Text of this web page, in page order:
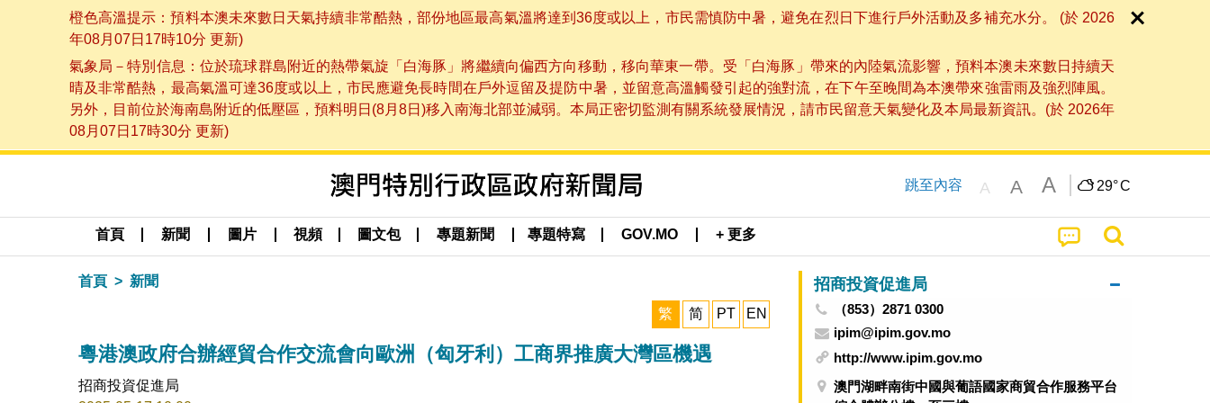
橙色高溫提示：預料本澳未來數日天氣持續非常酷熱，部份地區最高氣溫將達到36度或以上，市民需慎防中暑，避免在烈日下進行戶外活動及多補充水分。 (於 2026
年08月07日17時10分 更新)
氣象局－特別信息：位於琉球群島附近的熱帶氣旋「白海豚」將繼續向偏西方向移動，移向華東一帶。受「白海豚」帶來的內陸氣流影響，預料本澳未來數日持續天
晴及非常酷熱，最高氣溫可達36度或以上，市民應避免長時間在戶外逗留及提防中暑，並留意高溫觸發引起的強對流，在下午至晚間為本澳帶來強雷雨及強烈陣風。
另外，目前位於海南島附近的低壓區，預料明日(8月8日)移入南海北部並減弱。本局正密切監測有關系統發展情況，請市民留意天氣變化及本局最新資訊。(於 2026年
08月07日17時30分 更新)
跳至內容 A A A 29°C
首頁 新聞 圖片 視頻 圖文包 專題新聞 專題特寫 GOV.MO + 更多
首頁 新聞
繁 简 PT EN
粵港澳政府合辦經貿合作交流會向歐洲（匈牙利）工商界推廣大灣區機遇
招商投資促進局
招商投資促進局
（853）2871 0300
ipim@ipim.gov.mo
http://www.ipim.gov.mo
澳門湖畔南街中國與葡語國家商貿合作服務平台